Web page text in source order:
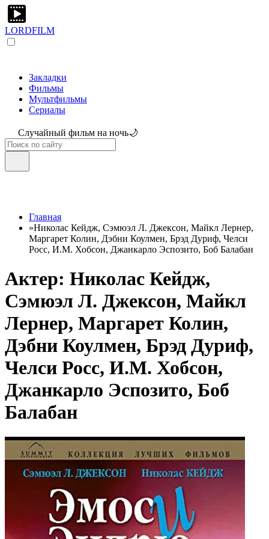
LORDFILM
Закладки
Фильмы
Мультфильмы
Сериалы
Случайный фильм на ночь🌙
Главная
»Николас Кейдж, Сэмюэл Л. Джексон, Майкл Лернер,
Маргарет Колин, Дэбни Коулмен, Брэд Дуриф, Челси
Росс, И.М. Хобсон, Джанкарло Эспозито, Боб Балабан
Актер: Николас Кейдж,
Сэмюэл Л. Джексон, Майкл
Лернер, Маргарет Колин,
Дэбни Коулмен, Брэд Дуриф,
Челси Росс, И.М. Хобсон,
Джанкарло Эспозито, Боб
Балабан